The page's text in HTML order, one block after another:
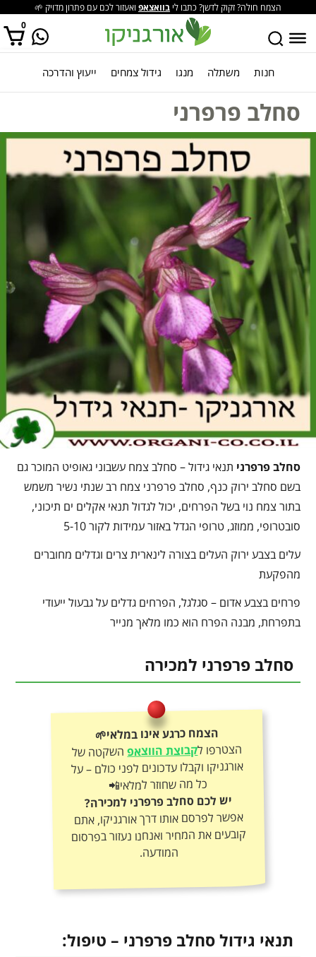
הצמח חולה? זקוק לדשן? כתבו לי בוואצאפ ואעזור לכם עם פתרון מדויק 🌱
0
אין מוצרים בסל הקניות. חנות משתלה מנגו גידול צמחים ייעוץ והדרכה
סחלב פרפרני
סחלב פרפרני תנאי גידול – סחלב צמח עשבוני גאופיט המוכר גם
בשם סחלב ירוק כנף, סחלב פרפרני צמח רב שנתי נשיר משמש
בתור צמח נוי בשל הפרחים, יכול לגדול תנאי אקלים ים תיכוני,
סובטרופי, ממוזג, טרופי הגדל באזור עמידות לקור 5-10
עלים בצבע ירוק העלים בצורה לינארית צרים וגדלים מחוברים
מהפקעת
פרחים בצבע אדום – סגלגל, הפרחים גדלים על גבעול ייעודי
בתפרחת, מבנה הפרח הוא כמו מלאך מנייר
סחלב פרפרני למכירה
הצמח כרגע אינו במלאי🌱
הצטרפו לקבוצת הווצאפהשקטה של
אורגניקו וקבלו עדכונים לפני כולם – על
כל מה שחוזר למלאי📲
יש לכם סחלב פרפרני למכירה?
אפשר לפרסם אותו דרך אורגניקו, אתם
קובעים את המחיר ואנחנו נעזור בפרסום
המודעה.
תנאי גידול סחלב פרפרני – טיפול: